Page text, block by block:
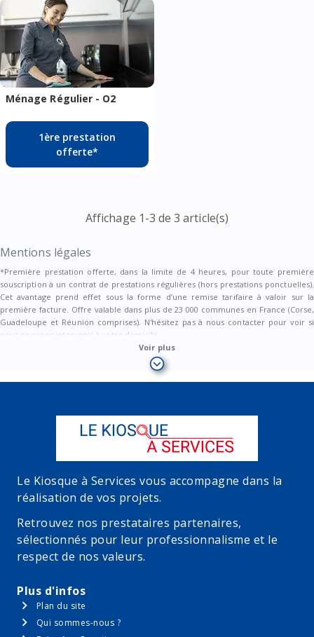
Ménage Régulier - O2
1ère prestation
offerte*
Affichage 1-3 de 3 article(s)
Mentions légales
*Première prestation offerte, dans la limite de 4 heures, pour toute première
souscription à un contrat de prestations régulières (hors prestations ponctuelles).
Cet avantage prend effet sous la forme d’une remise tarifaire à valoir sur la
première facture. Offre valable dans plus de 23 000 communes en France (Corse,
Guadeloupe et Réunion comprises). N'hésitez pas à nous contacter pour voir si
nous pouvons intervenir à votre domicile.
Voir plus
Le Kiosque à Services vous accompagne dans la
réalisation de vos projets.
Retrouvez nos prestataires partenaires,
sélectionnés pour leur professionnalisme et le
respect de nos valeurs.
Plus d'infos
Plan du site
Qui sommes-nous ?